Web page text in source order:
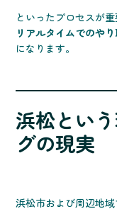
といったプロセスが重
リアルタイムでのや
になります。
浜松とい
グの現実
浜松市および周辺地域